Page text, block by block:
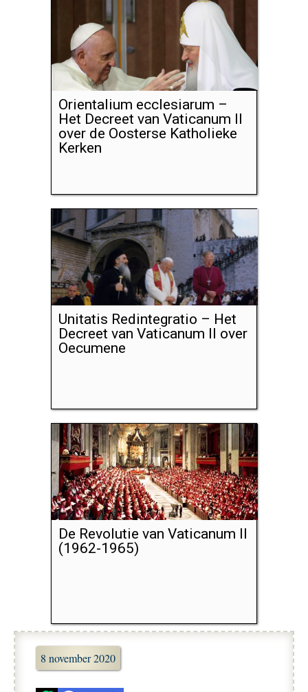
Orientalium ecclesiarum –
Het Decreet van Vaticanum II
over de Oosterse Katholieke
Kerken
Unitatis Redintegratio – Het
Decreet van Vaticanum II over
Oecumene
De Revolutie van Vaticanum II
(1962-1965)
8 november 2020